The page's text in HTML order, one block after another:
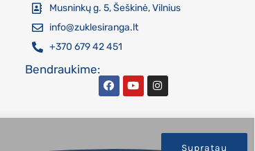
Supratau
Musninkų g. 5, Šeškinė, Vilnius
info@zuklesiranga.lt
+370 679 42 451
Bendraukime: